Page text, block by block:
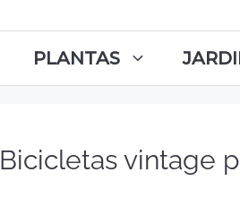
PLANTAS
Bicicletas vintage